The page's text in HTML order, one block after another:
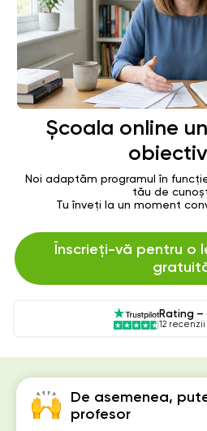
De asemenea,
profesor
Școala online
Noi adaptăm programul în
tău de
Tu înveți la un moment
Înscrieți-vă pentru o
Rating –
12 recenzii